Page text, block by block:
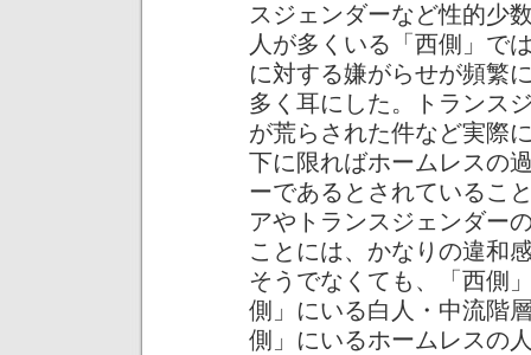
スジェンダーなど性的少
人が多くいる「西側」で
に対する嫌がらせが頻繁
多く耳にした。トランス
が荒らされた件など実際
下に限ればホームレスの
ーであるとされているこ
アやトランスジェンダー
ことには、かなりの違和
そうでなくても、「西側
側」にいる白人・中流階
側」にいるホームレスの